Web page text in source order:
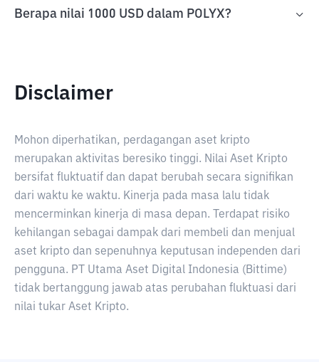
Berapa nilai 1000 USD dalam POLYX?
Disclaimer
Mohon diperhatikan, perdagangan aset kripto
merupakan aktivitas beresiko tinggi. Nilai Aset Kripto
bersifat fluktuatif dan dapat berubah secara signifikan
dari waktu ke waktu. Kinerja pada masa lalu tidak
mencerminkan kinerja di masa depan. Terdapat risiko
kehilangan sebagai dampak dari membeli dan menjual
aset kripto dan sepenuhnya keputusan independen dari
pengguna. PT Utama Aset Digital Indonesia (Bittime)
tidak bertanggung jawab atas perubahan fluktuasi dari
nilai tukar Aset Kripto.